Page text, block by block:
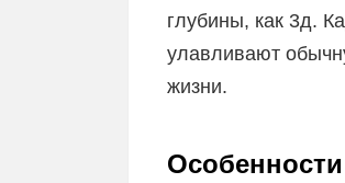
глубины, как 3д.
улавливают
жизни.